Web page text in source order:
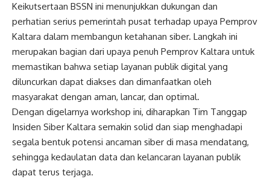
Keikutsertaan BSSN ini menunjukkan dukungan dan
perhatian serius pemerintah pusat terhadap upaya Pemprov
Kaltara dalam membangun ketahanan siber. Langkah ini
merupakan bagian dari upaya penuh Pemprov Kaltara untuk
memastikan bahwa setiap layanan publik digital yang
diluncurkan dapat diakses dan dimanfaatkan oleh
masyarakat dengan aman, lancar, dan optimal.
Dengan digelarnya workshop ini, diharapkan Tim Tanggap
Insiden Siber Kaltara semakin solid dan siap menghadapi
segala bentuk potensi ancaman siber di masa mendatang,
sehingga kedaulatan data dan kelancaran layanan publik
dapat terus terjaga.